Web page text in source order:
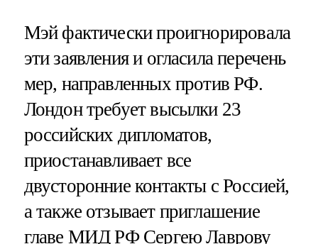
Мэй фактически проигнорировала
эти заявления и огласила перечень
мер, направленных против РФ.
Лондон требует высылки 23
российских дипломатов,
приостанавливает все
двусторонние контакты с Россией,
а также отзывает приглашение
главе МИД РФ Сергею Лаврову